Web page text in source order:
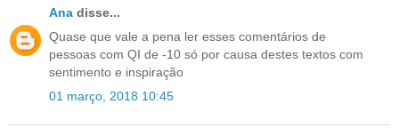
Ana disse...
Quase que vale a pena ler esses comentários de
pessoas com QI de -10 só por causa destes textos com
sentimento e inspiração
01 março, 2018 10:45